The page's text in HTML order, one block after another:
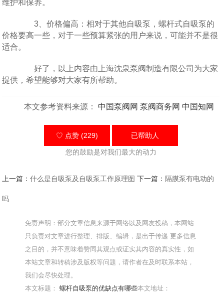
维护和保养。
3、价格偏高：相对于其他自吸泵，螺杆式自吸泵的
价格要高一些，对于一些预算紧张的用户来说，可能并不是很
适合。
好了，以上内容由上海沈泉泵阀制造有限公司为大家
提供，希望能够对大家有所帮助。
本文参考资料来源： 中国泵阀网 泵阀商务网 中国知网
♡ 点赞 (229) 已帮助人
您的鼓励是对我们最大的动力
上一篇：什么是自吸泵及自吸泵工作原理图 下一篇： 隔膜泵有电动的
吗
免责声明：部分文章信息来源于网络以及网友投稿，本网站
只负责对文章进行整理、排版、编辑，是出于传递 更多信息
之目的，并不意味着赞同其观点或证实其内容的真实性，如
本站文章和转稿涉及版权等问题，请作者在及时联系本站，
我们会尽快处理。
本文标题：螺杆自吸泵的优缺点有哪些本文地址：